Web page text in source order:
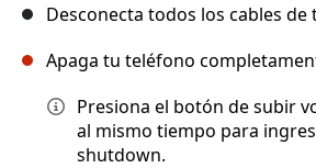
Desconecta todos los cables
Apaga tu teléfono
Presiona el botón de subir
al mismo tiempo para
shutdown.